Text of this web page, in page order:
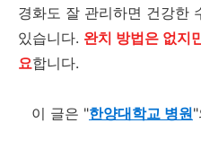
경화도 잘 관리하면 건강한
있습니다. 완치 방법은 없지
요합니다.
이 글은 "한양대학교 병원